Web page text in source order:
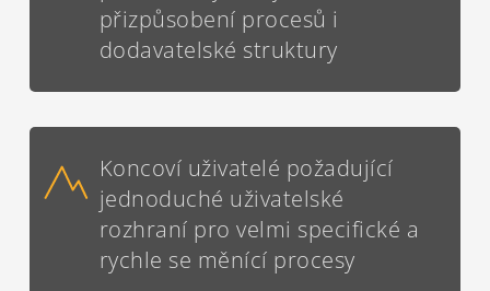
přizpůsobení procesů i
dodavatelské struktury
Koncoví uživatelé požadující
jednoduché uživatelské
rozhraní pro velmi specifické a
rychle se měnící procesy